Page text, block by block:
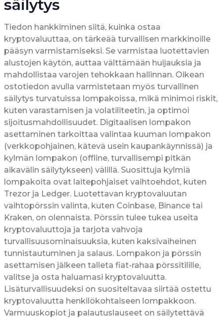
säilytys
Tiedon hankkiminen siitä, kuinka ostaa
kryptovaluuttaa, on tärkeää turvallisen markkinoille
pääsyn varmistamiseksi. Se varmistaa luotettavien
alustojen käytön, auttaa välttämään huijauksia ja
mahdollistaa varojen tehokkaan hallinnan. Oikean
ostotiedon avulla varmistetaan myös turvallinen
säilytys turvatuissa lompakoissa, mikä minimoi riskit,
kuten varastamisen ja volatiliteetin, ja optimoi
sijoitusmahdollisuudet. Digitaalisen lompakon
asettaminen tarkoittaa valintaa kuuman lompakon
(verkkopohjainen, kätevä usein kaupankäynnissä) ja
kylmän lompakon (offline, turvallisempi pitkän
aikavälin säilytykseen) välillä. Suosittuja kylmiä
lompakoita ovat laitepohjaiset vaihtoehdot, kuten
Trezor ja Ledger. Luotettavan kryptovaluutan
vaihtopörssin valinta, kuten Coinbase, Binance tai
Kraken, on olennaista. Pörssin tulee tukea useita
kryptovaluuttoja ja tarjota vahvoja
turvallisuusominaisuuksia, kuten kaksivaiheinen
tunnistautuminen ja salaus. Lompakon ja pörssin
asettamisen jälkeen talleta fiat-rahaa pörssitilille,
valitse ja osta haluamasi kryptovaluutta.
Lisäturvallisuudeksi on suositeltavaa siirtää ostettu
kryptovaluutta henkilökohtaiseen lompakkoon.
Varmuuskopiot ja palautuslauseet on säilytettävä